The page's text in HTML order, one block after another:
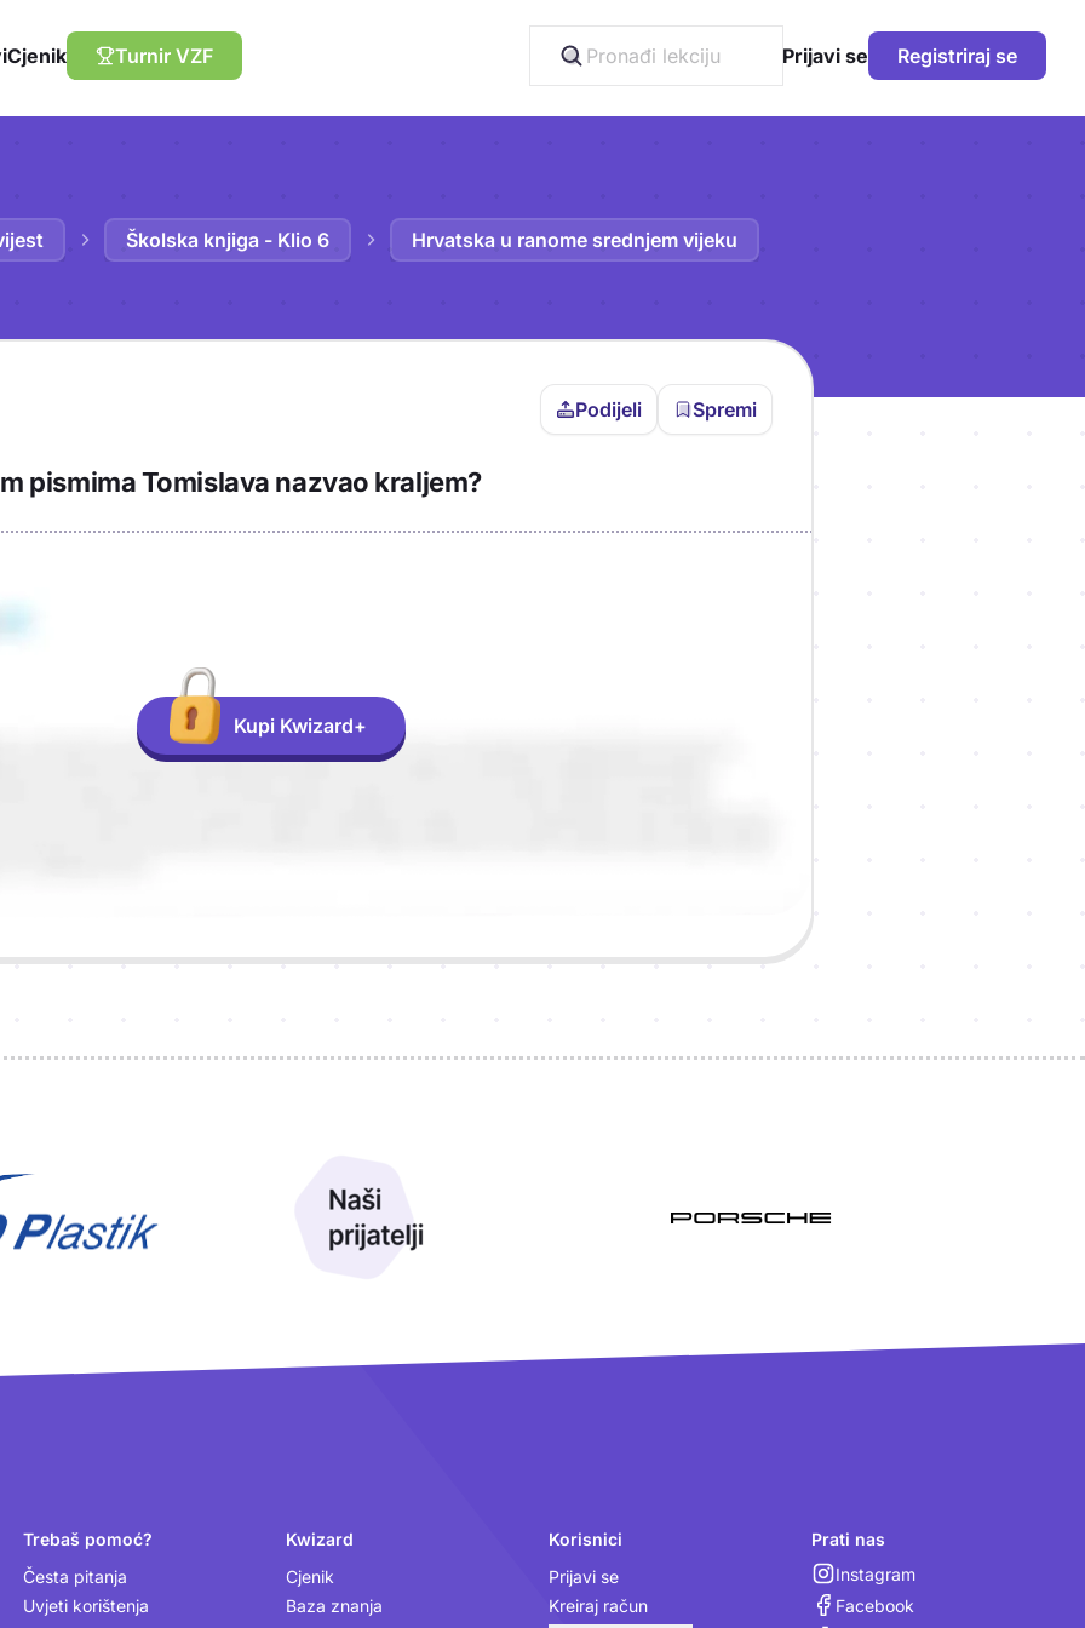
Cjenik Turnir VZF Prijavi se Registriraj se
Školska knjiga - Klio 6 Hrvatska u ranome srednjem vijeku
Podijeli Spremi
Trebaš biti prijavljen da bi pohranio
sadržaj u bilježnicu!
pismima Tomislava nazvao kraljem?
Kupi Kwizard+
Trebaš pomoć?
Česta pitanja
Uvjeti korištenja
Kwizard
Cjenik
Baza znanja
Korisnici
Prijavi se
Kreiraj račun
Prati nas
Instagram
Facebook